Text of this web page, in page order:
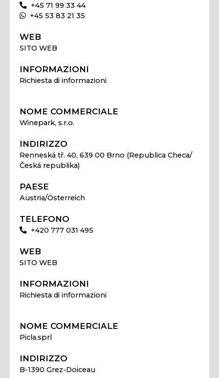
+45 71 99 33 44
+45 53 83 21 35
WEB
SITO WEB
INFORMAZIONI
Richiesta di informazioni
NOME COMMERCIALE
Winepark, s.r.o.
INDIRIZZO
Renneská tř. 40, 639 00 Brno (Republica Checa/
Česká republika)
PAESE
Austria/Österreich
TELEFONO
+420 777 031 495
WEB
SITO WEB
INFORMAZIONI
Richiesta di informazioni
NOME COMMERCIALE
Picla.sprl
INDIRIZZO
B-1390 Grez-Doiceau